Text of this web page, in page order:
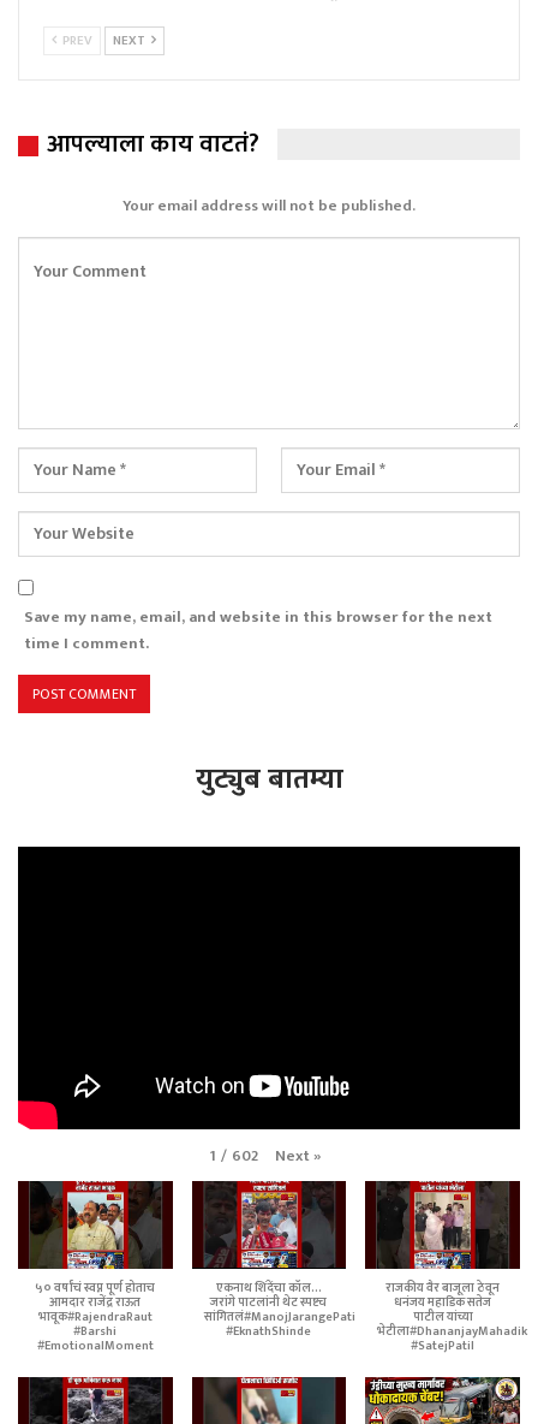
PREV NEXT
आपल्याला काय वाटतं?
Your email address will not be published.
Save my name, email, and website in this browser for the next
time I comment.
युट्युब बातम्या
1 / 602 Next»
५० वर्षांचं स्वप्न पूर्ण होताच
आमदार राजेंद्र राऊत
भावूक#RajendraRaut
#Barshi
#EmotionalMoment
एकनाथ शिंदेंचा कॉल...
जरांगे पाटलांनी थेट स्पष्टच
सांगितलं#ManojJarangePatil
#EknathShinde
राजकीय वैर बाजूला ठेवून
धनंजय महाडिक सतेज
पाटील यांच्या
भेटीला#DhananjayMahadik
#SatejPatil